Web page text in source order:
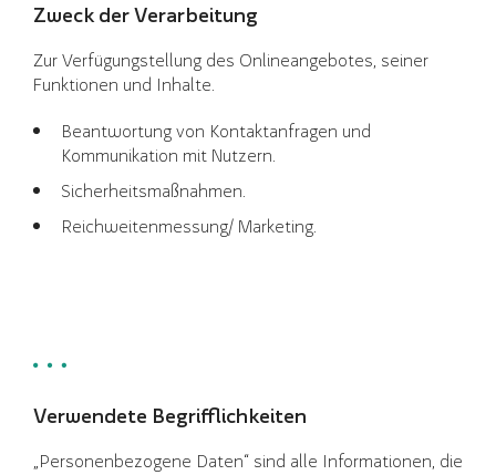
Zweck der Verarbeitung
Zur Verfügungstellung des Onlineangebotes, seiner
Funktionen und Inhalte.
Beantwortung von Kontaktanfragen und
Kommunikation mit Nutzern.
Sicherheitsmaßnahmen.
Reichweitenmessung/ Marketing.
Verwendete Begrifflichkeiten
„Personenbezogene Daten“ sind alle Informationen, die